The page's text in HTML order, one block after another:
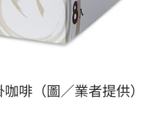
啡（圖／業者提供）